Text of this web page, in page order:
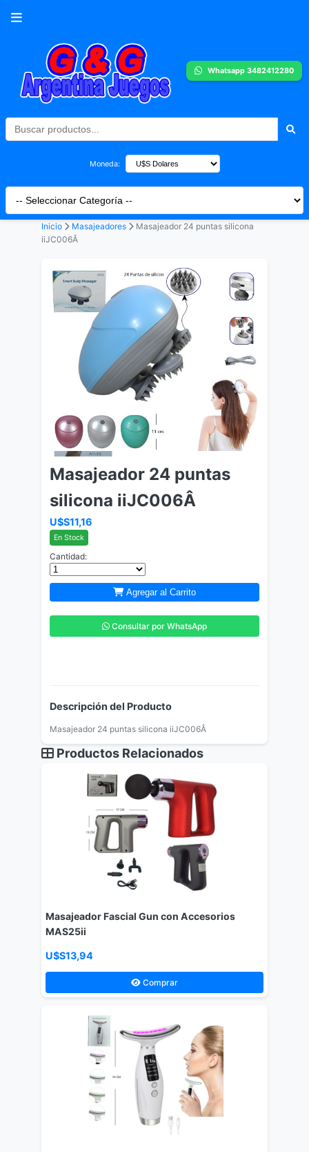
Whatsapp 3482412280
Moneda:
Inicio Masajeadores
Masajeador 24 puntas silicona
iiJC006Â
Masajeador 24 puntas
silicona iiJC006Â
U$S11,16
En Stock
Cantidad:
Agregar al Carrito
Consultar por WhatsApp
Descripción del Producto
Masajeador 24 puntas silicona iiJC006Â
Productos Relacionados
Masajeador Fascial Gun con Accesorios
MAS25ii
U$S13,94
Comprar